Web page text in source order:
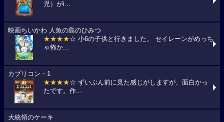
児）がi...
映画ちいかわ 人魚の島のひみつ
★★★★☆ 小6の子供と行きました。 セイレーンがめっち
ゃ怖か...
カプリコン・1
★★★★☆ ずいぶん前に見た感じがしますが、面白かっ
たです。作...
大統領のケーキ